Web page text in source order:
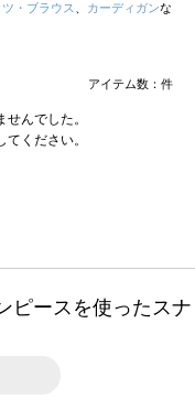
ツ・ブラウス カーディガンな
アイテム数： 件
んでした。
ください。
ピースを使ったスナ